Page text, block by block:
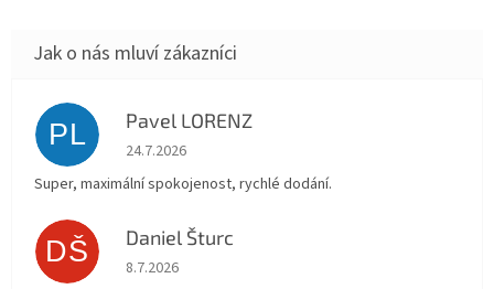
PL Pavel LORENZ
Hodnocení obchodu je 5 z 5 hvězdiček.
24.7.2026
Super, maximální spokojenost, rychlé dodání.
DŠ Daniel Šturc
Hodnocení obchodu je 5 z 5 hvězdiček.
8.7.2026